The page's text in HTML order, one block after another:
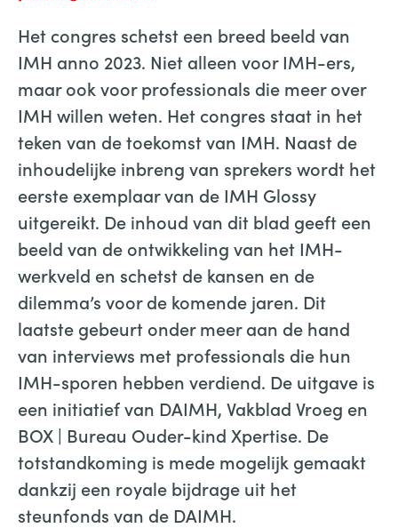
Het congres schetst een breed beeld van
IMH anno 2023. Niet alleen voor IMH-ers,
maar ook voor professionals die meer over
IMH willen weten. Het congres staat in het
teken van de toekomst van IMH. Naast de
inhoudelijke inbreng van sprekers wordt het
eerste exemplaar van de IMH Glossy
uitgereikt. De inhoud van dit blad geeft een
beeld van de ontwikkeling van het IMH-
werkveld en schetst de kansen en de
dilemma’s voor de komende jaren. Dit
laatste gebeurt onder meer aan de hand
van interviews met professionals die hun
IMH-sporen hebben verdiend. De uitgave is
een initiatief van DAIMH, Vakblad Vroeg en
BOX | Bureau Ouder-kind Xpertise. De
totstandkoming is mede mogelijk gemaakt
dankzij een royale bijdrage uit het
steunfonds van de DAIMH.